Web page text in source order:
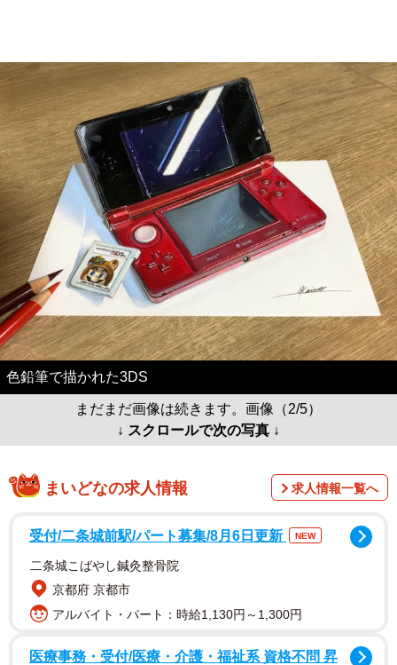
色鉛筆で描かれた3DS
まだまだ画像は続きます。画像（2/5）
↓ スクロールで次の写真 ↓
まいどなの求人情報 求人情報一覧へ
受付/二条城前駅/パート募集/8月6日更新 NEW
二条城こばやし鍼灸整骨院
京都府 京都市
アルバイト・パート：時給1,130円～1,300円
医療事務・受付/医療・介護・福祉系 資格不問 昇